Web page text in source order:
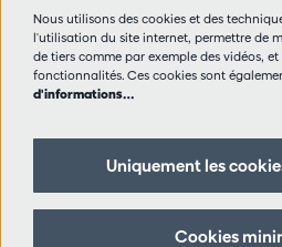
Règlement des
Vie privée
Suivez
Nous utilisons des cookies et des
l'utilisation du site internet, permettre de
de tiers comme par exemple des vidéos,
fonctionnalités. Ces cookies sont
d'informations…
Uniquement les
Cookies